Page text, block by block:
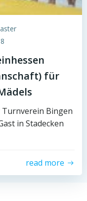
für
Turnverein Bingen
in Stadecken
read more